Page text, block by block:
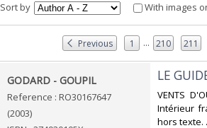
Sort by With images
Previous 1 ... 210 211
‎GODARD - GOUPIL‎
Reference : RO30167647
(2003)
‎LE
‎VENTS
Intérieur
hors texte.